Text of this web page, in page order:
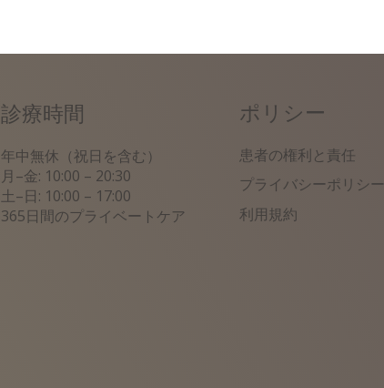
診療時間
年中無休（祝日を含む）
月–金: 10:00 – 20:30
土–日: 10:00 – 17:00
365日間のプライベートケア
ポリシー
患者の権利と責任
プライバシーポリシー
利用規約